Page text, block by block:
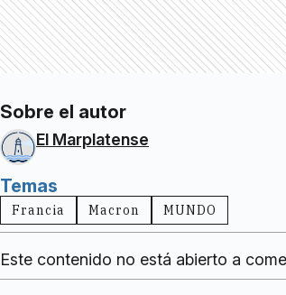
Sobre el autor
El Marplatense
Temas
Francia Macron MUNDO
Este contenido no está abierto a